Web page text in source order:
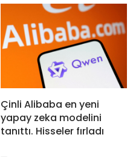
Çinli Alibaba en yeni
yapay zeka modelini
tanıttı. Hisseler fırladı